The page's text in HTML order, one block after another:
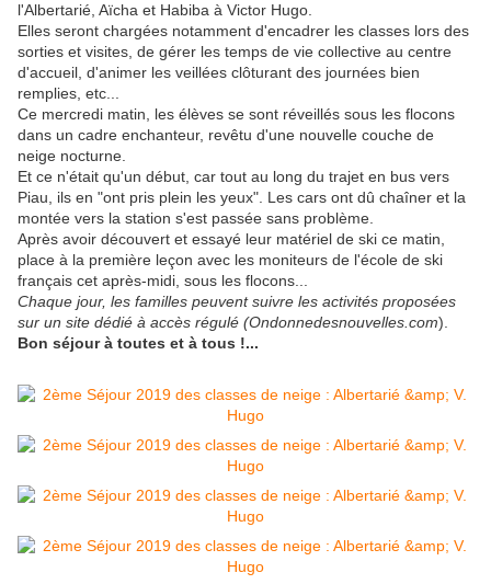
l'Albertarié, Aïcha et Habiba à Victor Hugo.
Elles seront chargées notamment d'encadrer les classes lors des
sorties et visites, de gérer les temps de vie collective au centre
d'accueil, d'animer les veillées clôturant des journées bien
remplies, etc...
Ce mercredi matin, les élèves se sont réveillés sous les flocons
dans un cadre enchanteur, revêtu d'une nouvelle couche de
neige nocturne.
Et ce n'était qu'un début, car tout au long du trajet en bus vers
Piau, ils en "ont pris plein les yeux". Les cars ont dû chaîner et la
montée vers la station s'est passée sans problème.
Après avoir découvert et essayé leur matériel de ski ce matin,
place à la première leçon avec les moniteurs de l'école de ski
français cet après-midi, sous les flocons...
Chaque jour, les familles peuvent suivre les activités proposées
sur un site dédié à accès régulé (Ondonnedesnouvelles.com).
Bon séjour à toutes et à tous !...